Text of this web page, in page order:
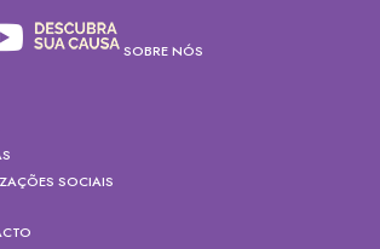
SOBRE NÓS
SOCIAIS